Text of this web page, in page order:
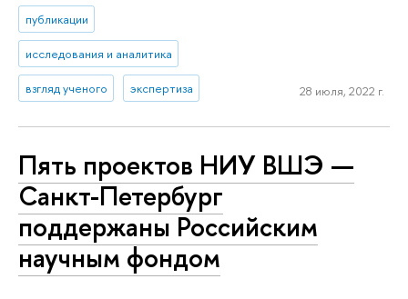
публикации
исследования и аналитика
взгляд ученого экспертиза 28 июля, 2022 г.
Пять проектов НИУ ВШЭ —
Санкт-Петербург
поддержаны Российским
научным фондом